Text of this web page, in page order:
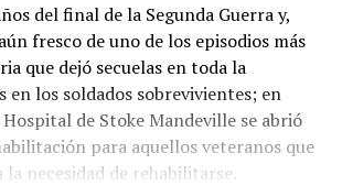
del final de la Segunda Guerra y,
fresco de uno de los episodios más
que dejó secuelas en toda la
en los soldados sobrevivientes; en
de Stoke Mandeville se abrió
para aquellos veteranos que
necesidad de rehabilitarse.